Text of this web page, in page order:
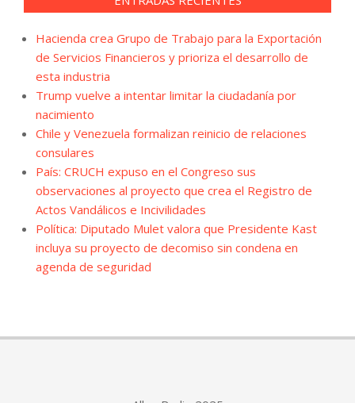
Hacienda crea Grupo de Trabajo para la Exportación
de Servicios Financieros y prioriza el desarrollo de
esta industria
Trump vuelve a intentar limitar la ciudadanía por
nacimiento
Chile y Venezuela formalizan reinicio de relaciones
consulares
País: CRUCH expuso en el Congreso sus
observaciones al proyecto que crea el Registro de
Actos Vandálicos e Incivilidades
Política: Diputado Mulet valora que Presidente Kast
incluya su proyecto de decomiso sin condena en
agenda de seguridad